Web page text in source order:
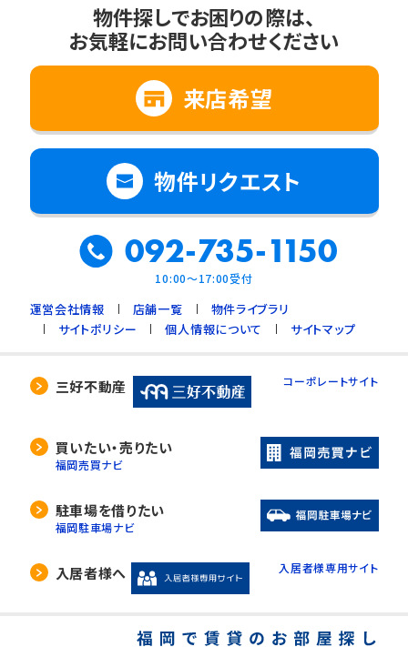
物件探しでお困りの際は、
お気軽にお問い合わせください
来店希望
物件リクエスト
092-735-1150
10:00～17:00受付
運営会社情報 店舗一覧
物件ライブラリ
サイトポリシー
個人情報について サイトマップ
三好不動産 コーポレートサイト
買いたい・売りたい
福岡売買ナビ
駐車場を借りたい
福岡駐車場ナビ
入居者様へ 入居者様専用サイト